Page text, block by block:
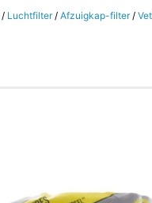
/ Luchtfilter/Afzuigkap-filter/